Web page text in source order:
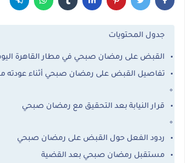
جدول المحتويات
القبض على رمضان صبحي في مطار القاهرة
تفاصيل القبض على رمضان صبحي أثناء عودته
قرار النيابة بعد التحقيق مع رمضان صبحي
ردود الفعل حول القبض على رمضان صبحي
مستقبل رمضان صبحي بعد القضية